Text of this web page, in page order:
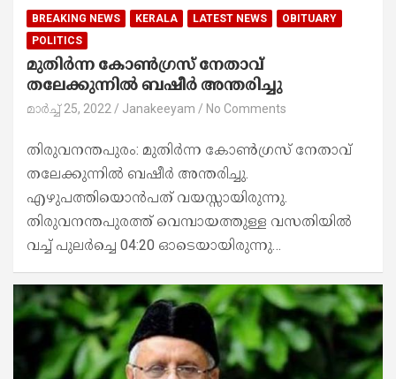
BREAKING NEWS KERALA LATEST NEWS
OBITUARY
POLITICS
മുതിർന്ന കോൺഗ്രസ് നേതാവ്
തലേക്കുന്നിൽ ബഷീർ അന്തരിച്ചു
മാർച്ച്‌ 25, 2022 Janakeeyam No Comments
തിരുവനന്തപുരം: മുതിര്‍ന്ന കോണ്‍ഗ്രസ് നേതാവ്
തലേക്കുന്നിൽ ബഷീർ അന്തരിച്ചു.
എഴുപത്തിയൊൻപത് വയസ്സായിരുന്നു.
തിരുവനന്തപുരത്ത് വെമ്പായത്തുള്ള വസതിയിൽ
വച്ച് പുലർച്ചെ 04:20 ഓടെയായിരുന്നു…